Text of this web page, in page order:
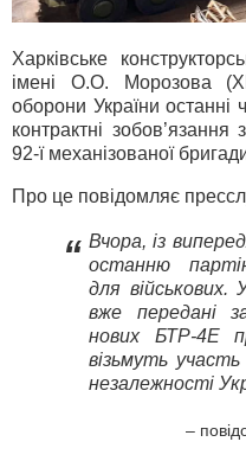
Харківське
імені O.O. Морозова
оборони України останні
контрактні
92-ї механізованої
Про це повідомляє
“ Вчора, із
останню
для
вже передані
нових БТР-4Е
візьмуть
незалежності
–